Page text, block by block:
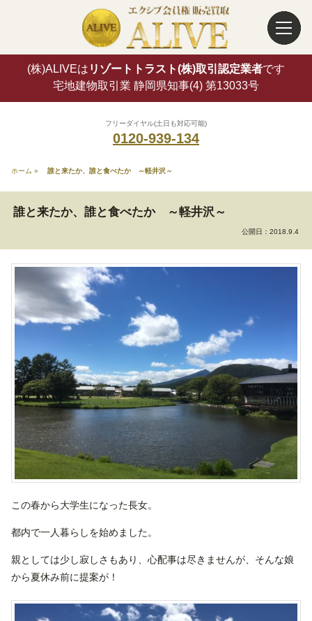
(株)ALIVEは リゾートトラスト(株)取引認定業者です
宅地建物取引業 静岡県知事(4) 第13033号
フリーダイヤル(土日も対応可能)
0120-939-134
ホーム » 誰と来たか、誰と食べたか ～軽井沢～
誰と来たか、誰と食べたか ～軽井沢～
公開日： 2018.9.4
この春から大学生になった長女。
都内で一人暮らしを始めました。
親としては少し寂しさもあり、心配事は尽きませんが、そんな娘
から夏休み前に提案が！